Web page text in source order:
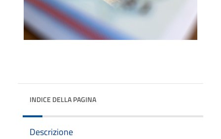
INDICE DELLA PAGINA
Descrizione